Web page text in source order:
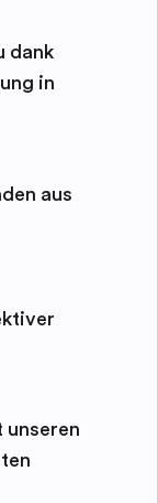
dank
in
aus
unseren